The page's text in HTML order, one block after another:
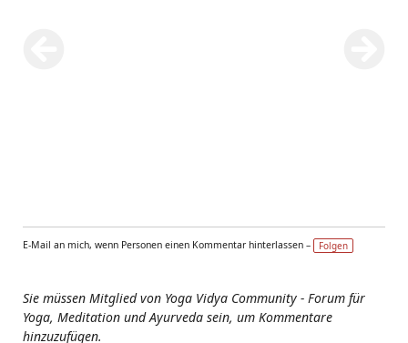
E-Mail an mich, wenn Personen einen Kommentar hinterlassen – Folgen
Sie müssen Mitglied von Yoga Vidya Community - Forum für
Yoga, Meditation und Ayurveda sein, um Kommentare
hinzuzufügen.